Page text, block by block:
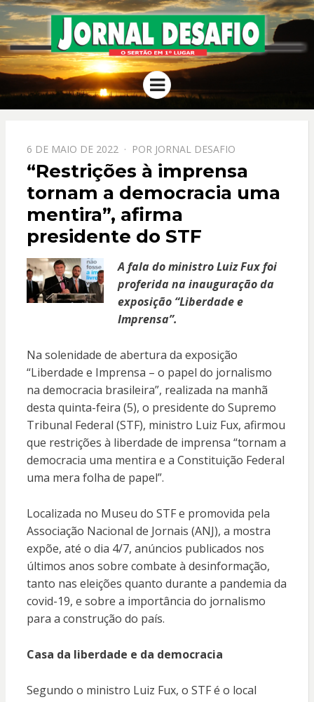
JORNAL
DESAFIO
O Sertão em 1º Lugar
Menu
PPOSTADO
EM
6 DE MAIO DE 2022 POR JORNAL DESAFIO
“Restrições à imprensa
tornam a democracia uma
mentira”, afirma
presidente do STF
A fala do ministro Luiz Fux foi
proferida na inauguração da
exposição “Liberdade e
Imprensa”.
Na solenidade de abertura da exposição
“Liberdade e Imprensa – o papel do jornalismo
na democracia brasileira”, realizada na manhã
desta quinta-feira (5), o presidente do Supremo
Tribunal Federal (STF), ministro Luiz Fux, afirmou
que restrições à liberdade de imprensa “tornam a
democracia uma mentira e a Constituição Federal
uma mera folha de papel”.
Localizada no Museu do STF e promovida pela
Associação Nacional de Jornais (ANJ), a mostra
expõe, até o dia 4/7, anúncios publicados nos
últimos anos sobre combate à desinformação,
tanto nas eleições quanto durante a pandemia da
covid-19, e sobre a importância do jornalismo
para a construção do país.
Casa da liberdade e da democracia
Segundo o ministro Luiz Fux, o STF é o local